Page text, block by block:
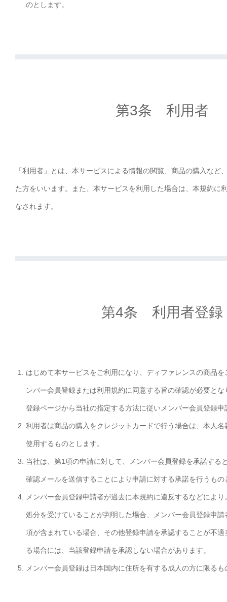
のとします。
第3条 利用者
「利用者」とは、本サービスによる情報の閲覧、商品の購入など
た方をいいます。また、本サービスを利用した場合は、本規約に
なされます。
第4条 利用者登録
はじめて本サービスをご利用になり、ディファレンスの商品
ンバー会員登録または利用規約に同意する旨の確認が必要と
登録ページから当社の指定する方法に従いメンバー会員登録
利用者は商品の購入をクレジットカードで行う場合は、本人
使用するものとします。
当社は、第1項の申請に対して、メンバー会員登録を承諾する
確認メールを送信することにより申請に対する承諾を行うもの
メンバー会員登録申請者が過去に本規約に違反するなどによ
処分を受けていることが判明した場合、メンバー会員登録申
項が含まれている場合、その他登録申請を承認することが不
る場合には、当該登録申請を承認しない場合があります。
メンバー会員登録は日本国内に住所を有する成人の方に限るも